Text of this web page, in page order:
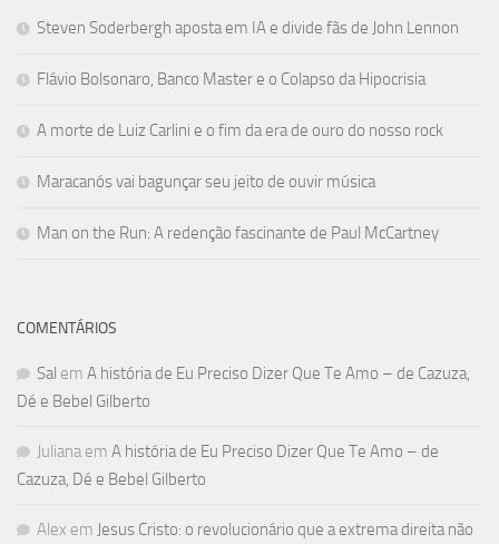
Steven Soderbergh aposta em IA e divide fãs de John Lennon
Flávio Bolsonaro, Banco Master e o Colapso da Hipocrisia
A morte de Luiz Carlini e o fim da era de ouro do nosso rock
Maracanós vai bagunçar seu jeito de ouvir música
Man on the Run: A redenção fascinante de Paul McCartney
COMENTÁRIOS
Sal em A história de Eu Preciso Dizer Que Te Amo – de Cazuza,
Dé e Bebel Gilberto
Juliana em A história de Eu Preciso Dizer Que Te Amo – de
Cazuza, Dé e Bebel Gilberto
Alex em Jesus Cristo: o revolucionário que a extrema direita não